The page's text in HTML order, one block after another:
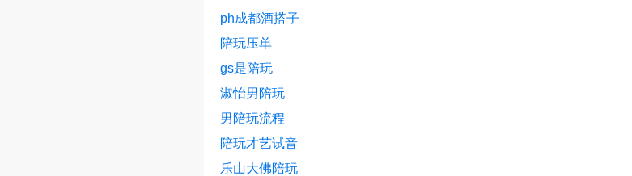
ph成都酒搭子
陪玩压单
gs是陪玩
淑怡男陪玩
男陪玩流程
陪玩才艺试音
乐山大佛陪玩